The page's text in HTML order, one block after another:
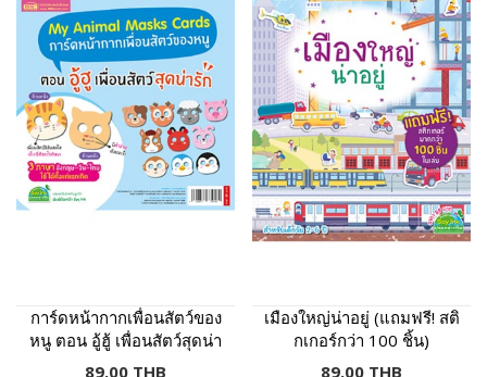
การ์ดหน้ากากเพื่อนสัตว์ของ
หนู ตอน อู้ฮู้ เพื่อนสัตว์สุดน่า
รัก
89.00 THB
เมืองใหญ่น่าอยู่ (แถมฟรี! สติ
กเกอร์กว่า 100 ชิ้น)
89.00 THB